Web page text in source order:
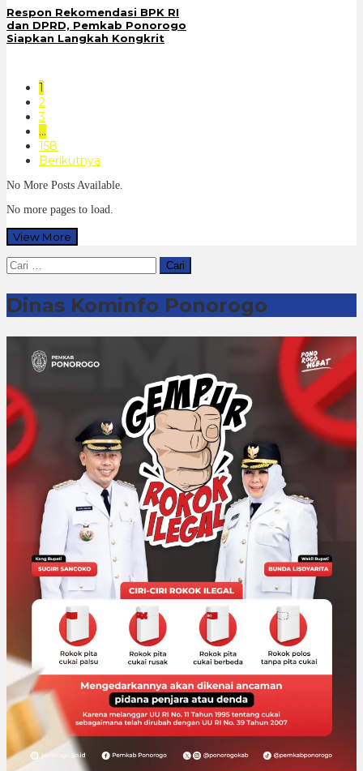
Respon Rekomendasi BPK RI
dan DPRD, Pemkab Ponorogo
Siapkan Langkah Kongkrit
1
2
3
…
158
Berikutnya
No More Posts Available.
No more pages to load.
View More
Cari
untuk:
Dinas Kominfo Ponorogo